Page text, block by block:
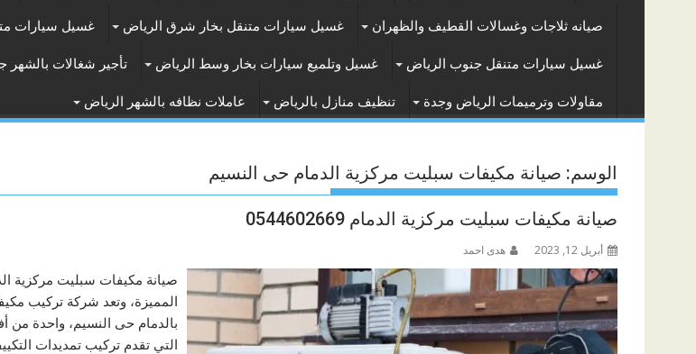
صيانه ثلاجات وغسالات القطيف والظهران غسيل سيارات متنقل بخار شرق الرياض غسيل سيارات
غسيل سيارات متنقل جنوب الرياض غسيل وتلميع سيارات بخار وسط الرياض تأجير شغالات بالشهر
مقاولات وترميمات الرياض وجدة تنظيف منازل بالرياض عاملات نظافه بالشهر الرياض
الوسم: صيانة مكيفات سبليت مركزية الدمام حى النسيم
صيانة مكيفات سبليت مركزية الدمام 0544602669
أبريل 12, 2023 هدى احمد
صيانة مكيفات سبليت مركزية
المميزة، وتعد شركة تركيب
بالدمام حى النسيم، واحدة من
التي تقدم تركيب تمديدات